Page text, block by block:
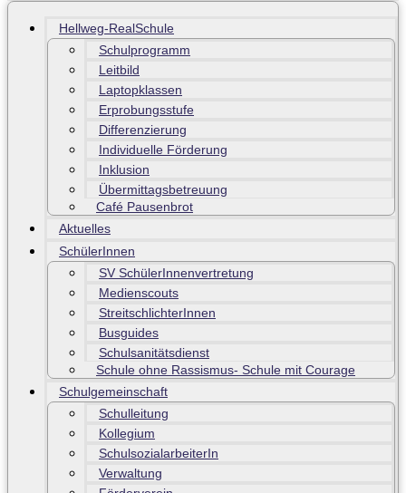
Hellweg-RealSchule
Schulprogramm
Leitbild
Laptopklassen
Erprobungsstufe
Differenzierung
Individuelle Förderung
Inklusion
Übermittagsbetreuung
Café Pausenbrot
Aktuelles
SchülerInnen
SV SchülerInnenvertretung
Medienscouts
StreitschlichterInnen
Busguides
Schulsanitätsdienst
Schule ohne Rassismus- Schule mit Courage
Schulgemeinschaft
Schulleitung
Kollegium
SchulsozialarbeiterIn
Verwaltung